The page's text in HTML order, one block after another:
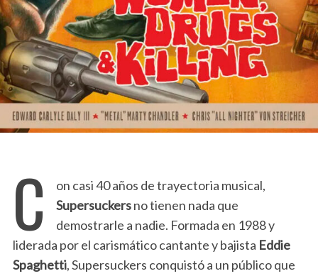
C
on casi 40 años de trayectoria musical,
Supersuckersno tienen nada que
demostrarle a nadie. Formada en 1988 y
liderada por el carismático cantante y bajista Eddie
Spaghetti, Supersuckers conquistó a un público que